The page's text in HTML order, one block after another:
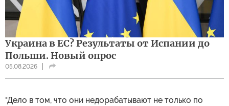
Украина в ЕС? Результаты от Испании до
Польши. Новый опрос
05.08.2026
"Дело в том, что они недорабатывают не только по